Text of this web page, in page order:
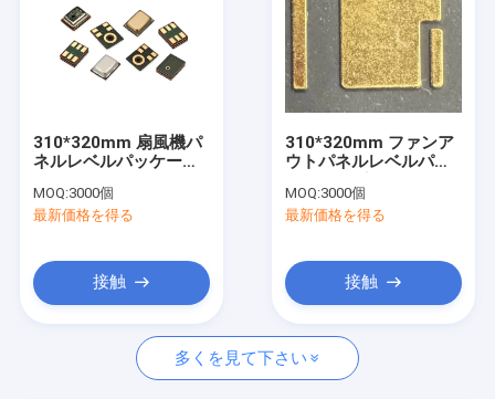
ビデオ
わたしたち に つい て
連絡 ください
引金 を 求め て ください
パネルレベルのパッケージフォーム
310*320mm 扇風機パ
ネルレベルパッケージ
ロフォンパッケージ
MOQ:3000個
最新価格を得る
接触
310*320mm ファンア
ウトパネルレベルパッ
ジオ周波数 (RF)
MOQ:3000個
最新価格を得る
接触
多くを見て下さい